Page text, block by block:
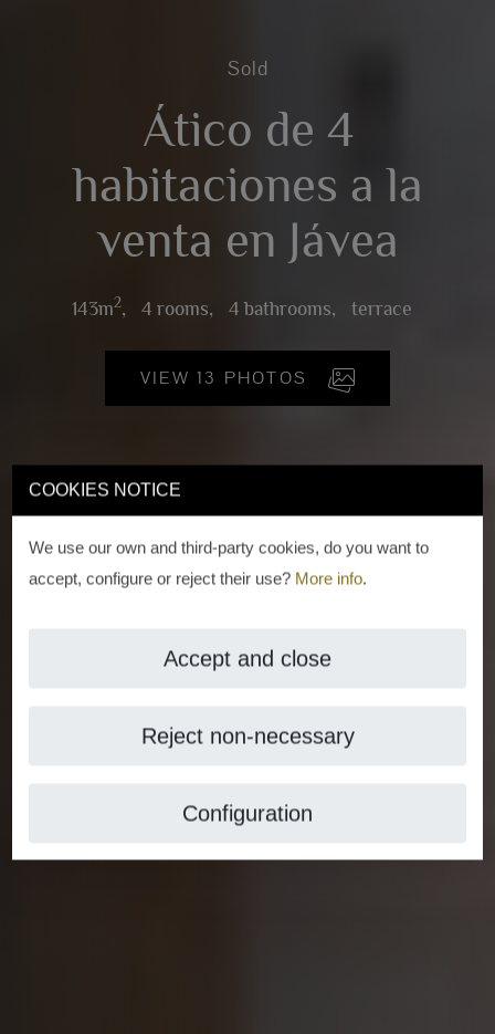
COOKIES NOTICE
We use our own and third-party cookies, do you want to
accept, configure or reject their use? More info.
Accept and close
Reject non-necessary
Configuration
Sold
Ático de 4
habitaciones a la
venta en Jávea
143m2, 4 rooms, 4 bathrooms, terrace
VIEW 13 PHOTOS